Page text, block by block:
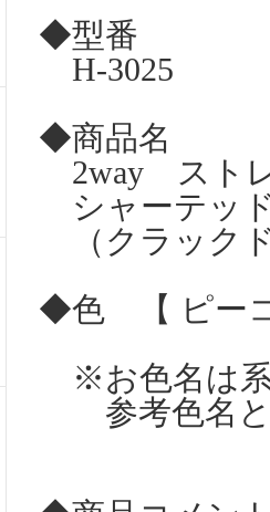
◆型番
H-3025
◆商品名
2way スト
シャーテッ
（クラック
◆色 【 ピー
※お色名は系
参考色名と